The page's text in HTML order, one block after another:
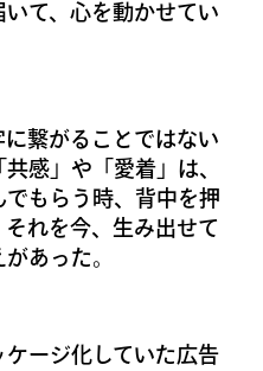
て、心を動かせてい
繋がることではない
感」や「愛着」は、
もらう時、背中を押
れを今、生み出せて
あった。
ージ化していた広告